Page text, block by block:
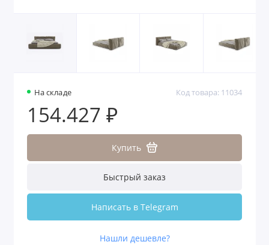
На складе Код товара: 11034
154.427 ₽
Купить
Быстрый заказ
Написать в Telegram
Нашли дешевле?